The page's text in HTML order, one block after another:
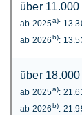
über
ab 2025a):
ab 2026b):
über
ab 2025a):
ab 2026b):